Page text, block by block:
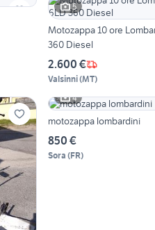
5
Motozappa 10 ore Lombardini 6LD
360 Diesel
2.600 €
Valsinni(MT)
4
motozappa lombardini
850 €
Sora (FR)